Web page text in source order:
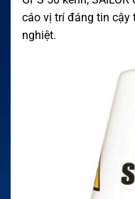
cáo vị trí đáng tin cậy
nghiệt.